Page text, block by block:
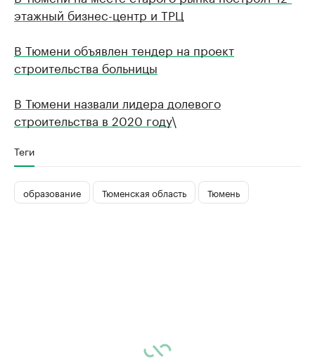
этажный бизнес-центр и ТРЦ
В Тюмени объявлен тендер на проект
строительства больницы
В Тюмени назвали лидера долевого
строительства в 2020 году\
Теги
образование Тюменская область Тюмень